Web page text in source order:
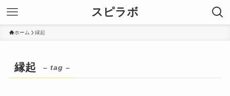
スピラボ
ホーム 縁起
縁起 – tag –